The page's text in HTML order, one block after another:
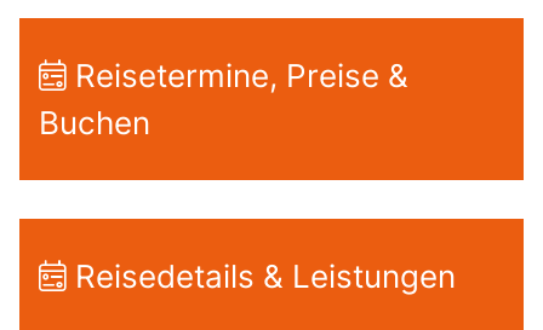
Reisetermine, Preise &
Buchen
Reisedetails & Leistungen